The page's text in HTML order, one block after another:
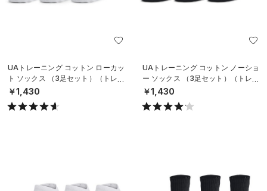
UAトレーニング コットン ローカッ
ト ソックス （3足セット）（トレー
ニング/UNISEX）
￥1,430
UAトレーニング コットン ノーショ
ー ソックス （3足セット）（トレー
ニング/UNISEX）
￥1,430